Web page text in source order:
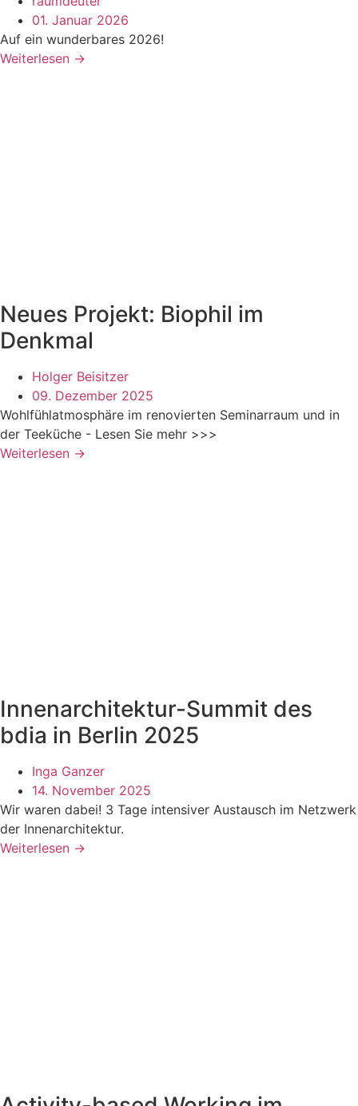
01. Januar 2026
Auf ein wunderbares 2026!
Weiterlesen →
Neues Projekt: Biophil im
Denkmal
Holger Beisitzer
09. Dezember 2025
Wohlfühlatmosphäre im renovierten Seminarraum und in
der Teeküche - Lesen Sie mehr >>>
Weiterlesen →
Innenarchitektur-Summit des
bdia in Berlin 2025
Inga Ganzer
14. November 2025
Wir waren dabei! 3 Tage intensiver Austausch im Netzwerk
der Innenarchitektur.
Weiterlesen →